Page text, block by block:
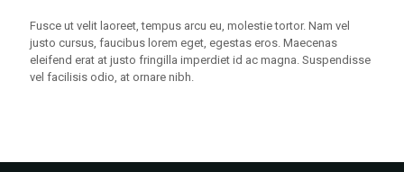
Fusce ut velit laoreet, tempus arcu eu, molestie tortor. Nam vel
justo cursus, faucibus lorem eget, egestas eros. Maecenas
eleifend erat at justo fringilla imperdiet id ac magna. Suspendisse
vel facilisis odio, at ornare nibh.